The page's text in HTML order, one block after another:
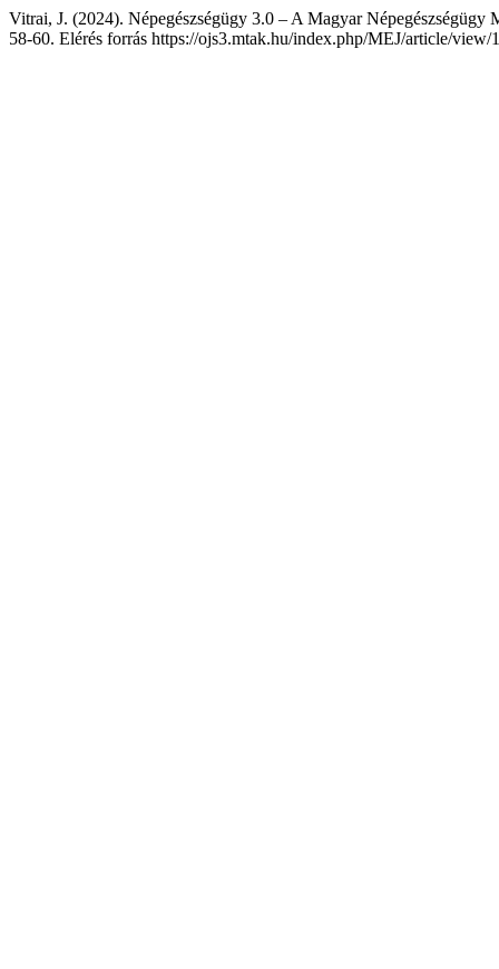
Vitrai, J. (2024). Népegészségügy 3.0 – A Magyar Népegészségügy
58-60. Elérés forrás https://ojs3.mtak.hu/index.php/MEJ/article/view/